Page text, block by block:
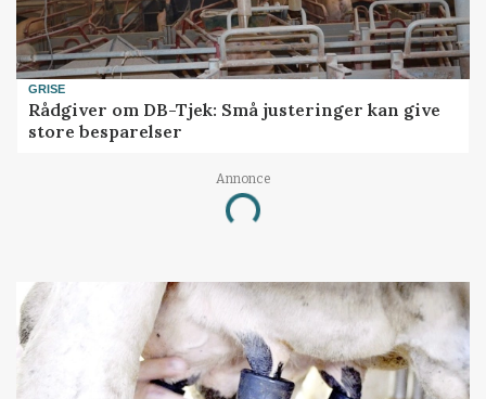
GRISE
Rådgiver om DB-Tjek: Små justeringer kan give
store besparelser
Annonce
Loading...